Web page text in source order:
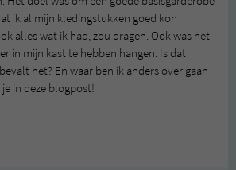
ik al mijn kledingstukken goed kon
alles wat ik had, zou dragen. Ook was het
in mijn kast te hebben hangen. Is dat
het? En waar ben ik anders over gaan
in deze blogpost!